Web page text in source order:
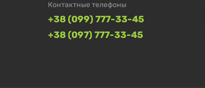
Контактные телефоны
+38 (099) 777-33-45
+38 (097) 777-33-45